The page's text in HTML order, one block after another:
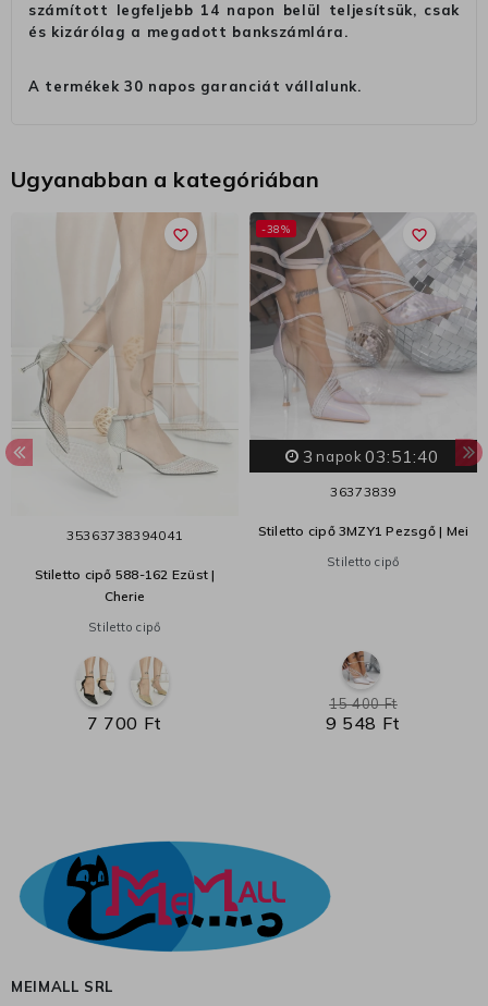
számított legfeljebb 14 napon belül teljesítsük, csak
és kizárólag a megadott bankszámlára.
A termékek 30 napos garanciát vállalunk.
Ugyanabban a kategóriában
favorite_border
35363738394041
Stiletto cipő 588-162 Ezüst |
Cherie
Stiletto cipő
7 700 Ft
favorite_border
-38%
3 napok 03:51:40
36373839
Stiletto cipő 3MZY1 Pezsgő | Mei
Stiletto cipő
9 548 Ft
15 400 Ft
MEIMALL SRL